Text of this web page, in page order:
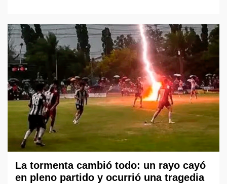
La tormenta cambió todo: un rayo cayó
en pleno partido y ocurrió una tragedia